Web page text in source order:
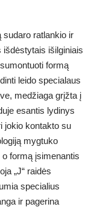
sudaro ratlankio ir
išdėstytais išilginiais
formą
leido specialaus
medžiaga grįžta į
esantis lydinys
jokio kontakto su
mygtuko
formą įsimenantis
„J“ raidės
specialius
ir pagerina